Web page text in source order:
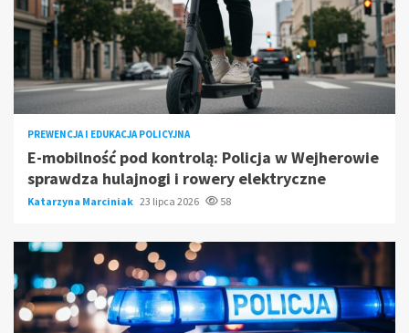
PREWENCJA I EDUKACJA POLICYJNA
E-mobilność pod kontrolą: Policja w Wejherowie
sprawdza hulajnogi i rowery elektryczne
Katarzyna Marciniak 23 lipca 2026 58